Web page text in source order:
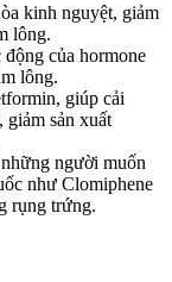
kinh nguyệt, giảm
lông.
của hormone
lông.
giúp cải
giảm sản xuất
người muốn
như Clomiphene
rụng trứng.